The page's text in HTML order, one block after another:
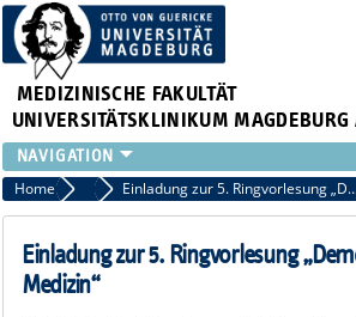
MEDIZINISCHE FAKULTÄT
UNIVERSITÄTSKLINIKUM
INSTITUTE
KLINIKEN
ZENTRALE EINRICHTUNGEN
FORSCHUNG
Home Pressemitteilungen Einladung zur 5.
Einladung zur 5. Ringvorlesung
Medizin“